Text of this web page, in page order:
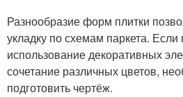
Разнообразие форм плитки
укладку по схемам паркета. Если
использование декоративных
сочетание различных цветов,
подготовить чертёж.